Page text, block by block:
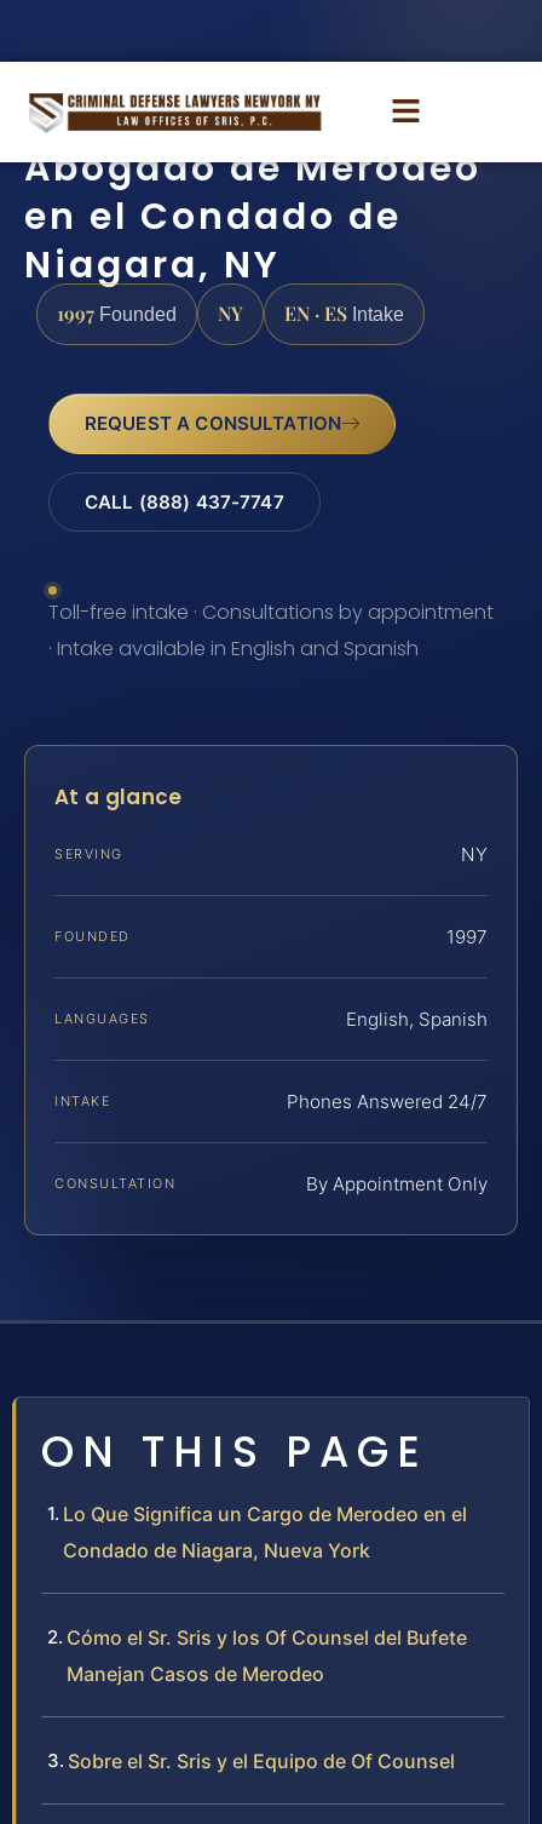
Abogado de Merodeo
en el Condado de
Niagara, NY
1997 Founded NY EN · ES Intake
REQUEST A CONSULTATION
CALL (888) 437-7747
Toll-free intake · Consultations by appointment
· Intake available in English and Spanish
At a glance
SERVING NY
FOUNDED 1997
LANGUAGES English, Spanish
INTAKE Phones Answered 24/7
CONSULTATION By Appointment Only
ON THIS PAGE
Lo Que Significa un Cargo de Merodeo en el
Condado de Niagara, Nueva York
Cómo el Sr. Sris y los Of Counsel del Bufete
Manejan Casos de Merodeo
Sobre el Sr. Sris y el Equipo de Of Counsel